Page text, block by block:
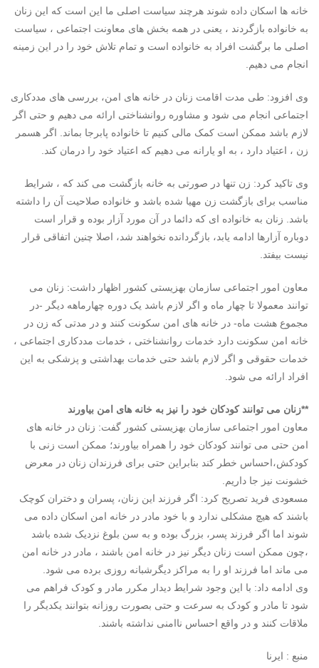
خانه ها اسکان داده شوند هرچند سیاست اصلی ما این است که این زنان
به خانواده بازگردند ، یعنی در همه بخش های معاونت اجتماعی ، سیاست
اصلی ما برگشت افراد به خانواده است و تمام تلاش خود را در این زمینه
انجام می دهیم.
وی افزود: طی مدت اقامت زنان در خانه های امن، بررسی های مددکاری
اجتماعی انجام می شود و مشاوره روانشناختی ارائه می دهیم و حتی اگر
لازم باشد ممکن است کمک مالی کنیم تا خانواده پابرجا بماند. اگر هسمر
زن ، اعتیاد دارد ، به او یارانه می دهیم که اعتیاد خود را درمان کند.
وی تاکید کرد: زن تنها در صورتی به خانه بازگشت می کند که ، شرایط
مناسب برای بازگشت زن مهیا شده باشد و خانواده صلاحیت آن را داشته
باشد. زنان به خانواده ای که دائما در آن مورد آزار بوده و قرار است
دوباره آزارها ادامه یابد، بازگردانده نخواهند شد، اصلا چنین اتفاقی قرار
نیست بیفتد.
معاون امور اجتماعی سازمان بهزیستی کشور اظهار داشت: زنان می
توانند معمولا تا چهار ماه و اگر لازم باشد یک دوره چهارماهه دیگر -در
مجموع هشت ماه- در خانه های امن سکونت کنند و در مدتی که زن در
خانه امن سکونت دارد خدمات روانشناختی ، خدمات مددکاری اجتماعی ،
خدمات حقوقی و اگر لازم باشد حتی خدمات بهداشتی و پزشکی به این
افراد ارائه می شود.
**زنان می توانند کودکان خود را نیز به خانه های امن بیاورند
معاون امور اجتماعی سازمان بهزیستی کشور گفت: زنان در خانه های
امن حتی می توانند کودکان خود را همراه بیاورند؛ ممکن است زنی با
کودکش،احساس خطر کند بنابراین حتی برای فرزندان زنان در معرض
خشونت نیز جا داریم.
مسعودی فرید تصریح کرد: اگر فرزند این زنان، پسران و دختران کوچک
باشند که هیچ مشکلی ندارد و با خود مادر در خانه امن اسکان داده می
شوند اما اگر فرزند پسر، بزرگ بوده و به سن بلوغ نزدیک شده باشد
،چون ممکن است زنان دیگر نیز در خانه امن باشند ، مادر در خانه امن
می ماند اما فرزند او را به مراکز دیگرشبانه روزی برده می شود.
وی ادامه داد: با این وجود شرایط دیدار مکرر مادر و کودک فراهم می
شود تا مادر و کودک به سرعت و حتی بصورت روزانه بتوانند یکدیگر را
ملاقات کنند و در واقع احساس ناامنی نداشته باشند.
منبع : ایرنا